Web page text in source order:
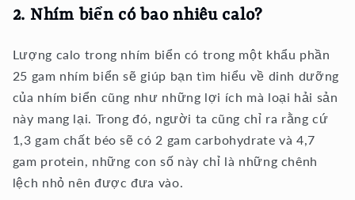
2. Nhím biển có bao nhiêu calo?
Lượng calo trong nhím biển có trong một khẩu phần
25 gam nhím biển sẽ giúp bạn tìm hiểu về dinh dưỡng
của nhím biển cũng như những lợi ích mà loại hải sản
này mang lại. Trong đó, người ta cũng chỉ ra rằng cứ
1,3 gam chất béo sẽ có 2 gam carbohydrate và 4,7
gam protein, những con số này chỉ là những chênh
lệch nhỏ nên được đưa vào.